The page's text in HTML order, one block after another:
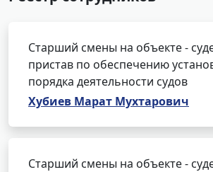
Старший смены на объекте -
пристав по обеспечению
порядка деятельности судов
Хубиев Марат Мухтарович
Старший смены на объекте -